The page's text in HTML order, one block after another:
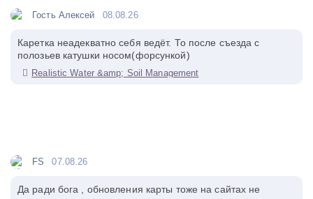
Гость Алексей 08.08.26
Каретка неадекватно себя ведёт. То после съезда с
полозьев катушки носом(форсункой)
Realistic Water &amp; Soil Management
FS 07.08.26
Да ради бога , обновления карты тоже на сайтах не